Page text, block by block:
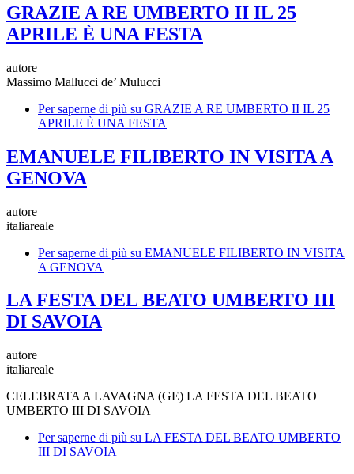
GRAZIE A RE UMBERTO II IL 25
APRILE È UNA FESTA
autore
Massimo Mallucci de’ Mulucci
Per saperne di più su GRAZIE A RE UMBERTO II IL 25
APRILE È UNA FESTA
EMANUELE FILIBERTO IN VISITA A
GENOVA
autore
italiareale
Per saperne di più su EMANUELE FILIBERTO IN VISITA
A GENOVA
LA FESTA DEL BEATO UMBERTO III
DI SAVOIA
autore
italiareale
CELEBRATA A LAVAGNA (GE) LA FESTA DEL BEATO
UMBERTO III DI SAVOIA
Per saperne di più su LA FESTA DEL BEATO UMBERTO
III DI SAVOIA